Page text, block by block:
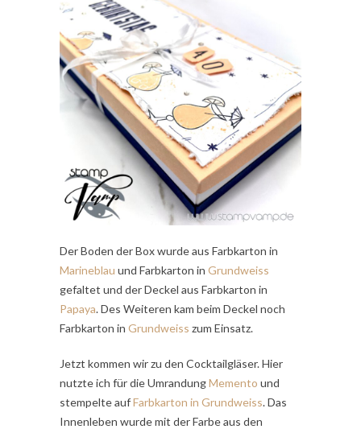
Der Boden der Box wurde aus Farbkarton in
Marineblau und Farbkarton in Grundweiss
gefaltet und der Deckel aus Farbkarton in
Papaya. Des Weiteren kam beim Deckel noch
Farbkarton in Grundweiss zum Einsatz.
Jetzt kommen wir zu den Cocktailgläser. Hier
nutzte ich für die UmrandungMemento und
stempelte aufFarbkarton in Grundweiss. Das
Innenleben wurde mit der Farbe aus den